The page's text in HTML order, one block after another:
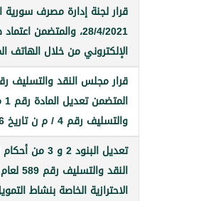
28/4/2021، والمتضمن
الإلكتروني من خلال الهاتف
والتسليف رقم 4 / م ن تاريخ 16-1-2020
الاحترازية الخاصة بنشاط